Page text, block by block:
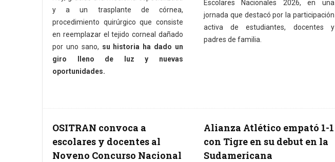
y a un trasplante de córnea,
procedimiento quirúrgico que consiste
en reemplazar el tejido corneal dañado
por uno sano, su historia ha dado un
giro lleno de luz y nuevas
oportunidades.
Escolares Nacionales 2026, en una
jornada que destacó por la participación
activa de estudiantes, docentes y
padres de familia.
OSITRAN convoca a
escolares y docentes al
Noveno Concurso Nacional
Alianza Atlético empató 1-1
con Tigre en su debut en la
Sudamericana